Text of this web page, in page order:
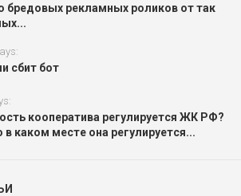
бредовых рекламных роликов от так
сбит бот
кооператива регулируется ЖК РФ?
в каком месте она регулируется...